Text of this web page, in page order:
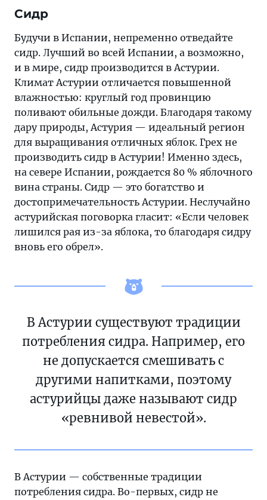
Сидр
Будучи в Испании, непременно отведайте
сидр. Лучший во всей Испании, а возможно,
и в мире, сидр производится в Астурии.
Климат Астурии отличается повышенной
влажностью: круглый год провинцию
поливают обильные дожди. Благодаря такому
дару природы, Астурия — идеальный регион
для выращивания отличных яблок. Грех не
производить сидр в Астурии! Именно здесь,
на севере Испании, рождается 80 % яблочного
вина страны. Сидр — это богатство и
достопримечательность Астурии. Неслучайно
астурийская поговорка гласит: «Если человек
лишился рая из-за яблока, то благодаря сидру
вновь его обрел».
В Астурии существуют традиции
потребления сидра. Например, его
не допускается смешивать с
другими напитками, поэтому
астурийцы даже называют сидр
«ревнивой невестой».
В Астурии — собственные традиции
потребления сидра. Во-первых, сидр не